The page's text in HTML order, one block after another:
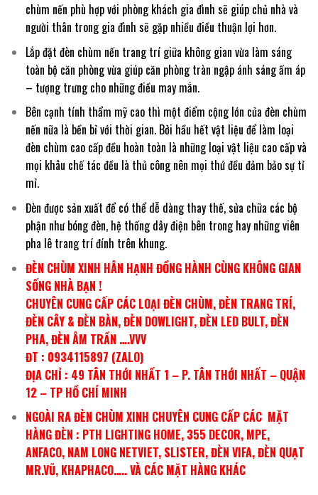
chùm nến phù hợp với phòng khách gia đình sẽ giúp chủ nhà và
người thân trong gia đình sẽ gặp nhiều điều thuận lợi hơn.
Lắp đặt đèn chùm nến trang trí giữa không gian vừa làm sáng
toàn bộ căn phòng vừa giúp căn phòng tràn ngập ánh sáng ấm áp
– tượng trưng cho những điều may mắn.
Bên cạnh tính thẩm mỹ cao thì một điểm cộng lớn của đèn chùm
nến nữa là bền bỉ với thời gian. Bởi hầu hết vật liệu để làm loại
đèn chùm cao cấp đều hoàn toàn là những loại vật liệu cao cấp và
mọi khâu chế tác đều là thủ công nên mọi thứ đều đảm bảo sự tỉ
mỉ.
Đèn được sản xuất để có thể dễ dàng thay thế, sửa chữa các bộ
phận như bóng đèn, hệ thống dây điện bên trong hay những viên
pha lê trang trí đính trên khung.
ĐÈN CHÙM XINH HÂN HẠNH ĐỒNG HÀNH CÙNG KHÔNG GIAN
SỐNG NHÀ BẠN !
CHUYÊN CUNG CẤP CÁC LOẠI ĐÈN CHÙM, ĐÈN TRANG TRÍ,
ĐÈN CÂY & ĐÈN BÀN, ĐÈN DOWLIGHT, ĐÈN LED BULT, ĐÈN
PHA, ĐÈN ÂM TRẦN ….VVV
ĐT : 0934115897 (ZALO)
ĐỊA CHỈ : 49 TÂN THỚI NHẤT 1 – P. TÂN THỚI NHẤT – QUẬN
12 – TP HỒ CHÍ MINH
NGOÀI RA ĐÈN CHÙM XINH CHUYÊN CUNG CẤP CÁC MẶT
HÀNG ĐÈN : PTH LIGHTING HOME, 355 DECOR, MPE,
ANFACO, NAM LONG NETVIET, SLISTER, ĐÈN VIFA, ĐÈN QUẠT
MR.VŨ, KHAPHACO….. VÀ CÁC MẶT HÀNG KHÁC